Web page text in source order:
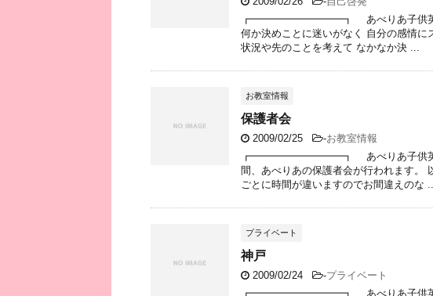
┏━━━━━━━━━┓ あべりあ子供
何か決めことに迷いがなく 自分の感情
状況や先のことを考えて なかなか決 ...
お教室情報
保護者会
2009/02/25 -お教室情報
┏━━━━━━━━━┓ あべりあ子供
間、あべりあの保護者会が行われます。
ごとに時間が違いますのでお間違えのな
プライベート
神戸
2009/02/24 -プライベート
┏━━━━━━━━━┓ あべりあ子供